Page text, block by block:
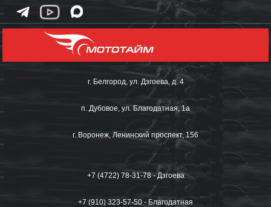
г. Белгород, ул. Дзгоева, д. 4
п. Дубовое, ул. Благодатная, 1а
г. Воронеж, Ленинский проспект, 156
+7 (4722) 78-31-78 - Дзгоева
+7 (910) 323-57-50 - Благодатная